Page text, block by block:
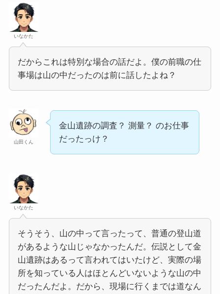
いなかた
だからこれは特別な場合の話だよ。僕の前職の仕
事場は山の中だったのは前に話したよね？
山田くん
金山遺跡の調査？ 測量？ のお仕事
だったっけ？
いなかた
そうそう、山の中って言ったって、普通の登山道
があるような山じゃなかったんだ。伝説として金
山遺跡はあるって言われてはいたけど、実際の場
所を知っている人はほとんどいないような山の中
だったんだよ。だから、現場に行くまでは道なん